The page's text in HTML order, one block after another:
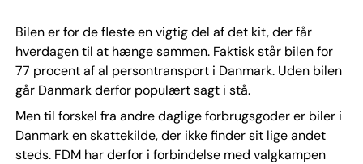
Bilen er for de fleste en vigtig del af det kit, der får
hverdagen til at hænge sammen. Faktisk står bilen for
77 procent af al persontransport i Danmark. Uden bilen
går Danmark derfor populært sagt i stå.
Men til forskel fra andre daglige forbrugsgoder er biler i
Danmark en skattekilde, der ikke finder sit lige andet
steds. FDM har derfor i forbindelse med valgkampen